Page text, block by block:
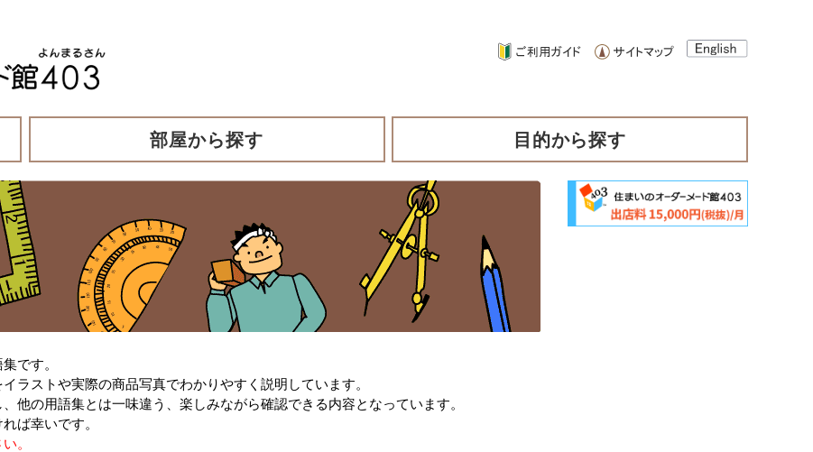
部屋から探す 目的から探す
です。
ラストや実際の商品写真でわかりやすく説明しています。
他の用語集とは一味違う、楽しみながら確認できる内容となっています。
ば幸いです。
。